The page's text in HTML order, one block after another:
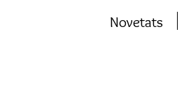
Novetats